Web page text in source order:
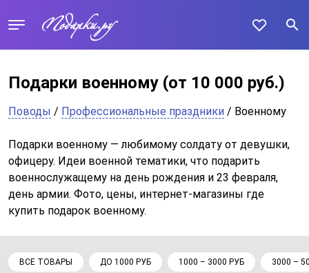
Подарки военному (от 10 000 руб.)
Поводы / Профессиональные праздники / Военному
Подарки военному — любимому солдату от девушки,
офицеру. Идеи военной тематики, что подарить
военнослужащему на день рождения и 23 февраля,
день армии. Фото, цены, интернет-магазины где
купить подарок военному.
ВСЕ ТОВАРЫ ДО 1000 РУБ 1000 – 3000 РУБ 3000 –